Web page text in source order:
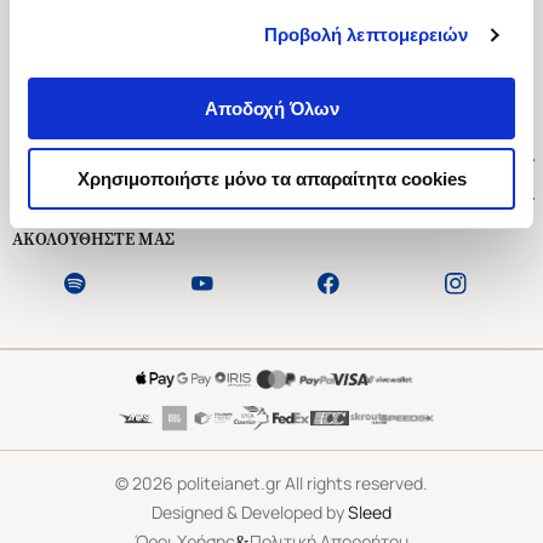
Προβολή λεπτομερειών
Αποδοχή Όλων
Χρησιμοποιήστε μόνο τα απαραίτητα cookies
Ασκληπιού 1-3, Αθήνα 106 79
Δευτέρα - Παρασκευή 09:00-21:00
Εξυπηρέτηση Πελατών
ΑΚΟΛΟΥΘΗΣΤΕ ΜΑΣ
©2026 politeianet.gr All rights reserved.
Designed & Developed bySleed